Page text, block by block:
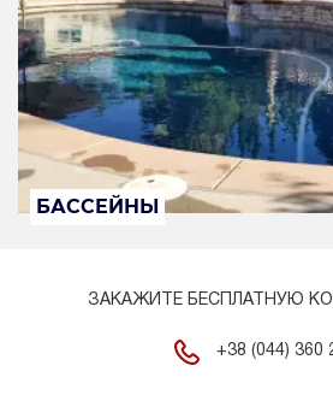
БАССЕЙНЫ
ЗАКАЖИТЕ БЕСПЛАТНУЮ
+38 (044) 360